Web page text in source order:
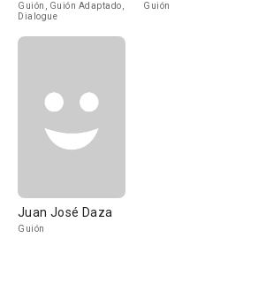
Guión, Guión Adaptado,
Dialogue
Guión
Juan José Daza
Guión